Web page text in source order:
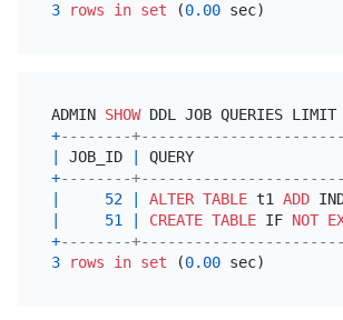
3
rows in set (0.00
ADMIN SHOW DDL JOB QUERIES LIMIT
+--------
JOB_ID
+--------
52 ALTER TABLE t1 ADD
51 CREATE TABLE IF NOT
+--------
3
rows in set (0.00